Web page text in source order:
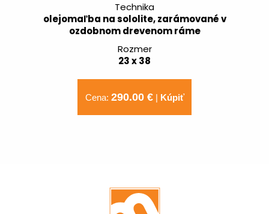
Technika
olejomaľba na sololite, zarámované v
ozdobnom drevenom ráme
Rozmer
23 x 38
Cena: 290.00 €| Kúpiť